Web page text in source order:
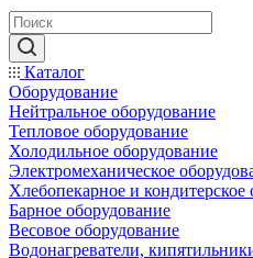
Каталог
Оборудование
Нейтральное оборудование
Тепловое оборудование
Холодильное оборудование
Электромеханическое
Хлебопекарное и кондитерское
Барное оборудование
Весовое оборудование
Водонагреватели,